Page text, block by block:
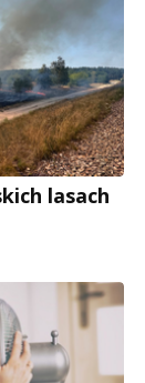
lasach